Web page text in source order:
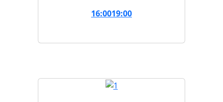
16:0019:00